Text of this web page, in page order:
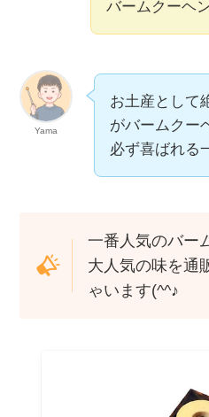
バームクーヘ
Yama
お土産として
がバームクー
必ず喜ばれる
一番人気のバー
大人気の味を通
ゃいます(^^♪